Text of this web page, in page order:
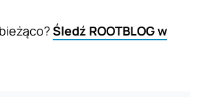
Śledź ROOTBLOG w